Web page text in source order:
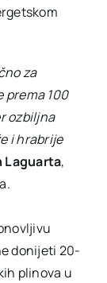
za
prema 100
ozbiljna
i hrabrije
Laguarta,
donijeti 20-
plinova u